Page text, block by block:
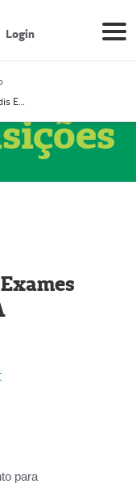
Login
Prestador Decordis Exames Cardiológicos LTDA (51004346-0)
para